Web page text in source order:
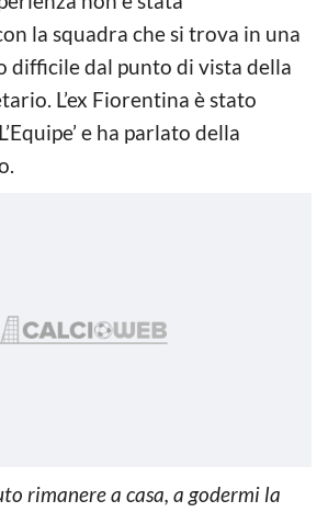
la squadra che si trova in una
difficile dal punto di vista della
L’ex Fiorentina è stato
e ha parlato della
rimanere a casa, a godermi la